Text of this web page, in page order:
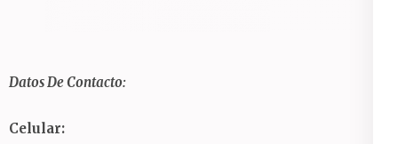
Datos De Contacto:
Celular: